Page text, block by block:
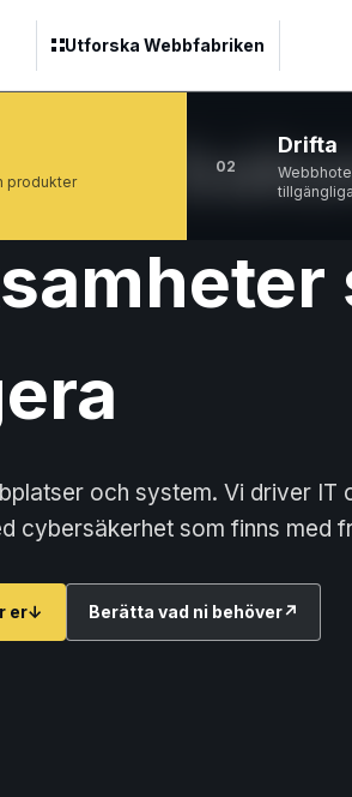
Utforska Webbfabriken
och system. Vi driver IT
cybersäkerhet som finns med
er↓ Berätta vad ni behöver↗
produkter
02
Drifta
tillgängliga